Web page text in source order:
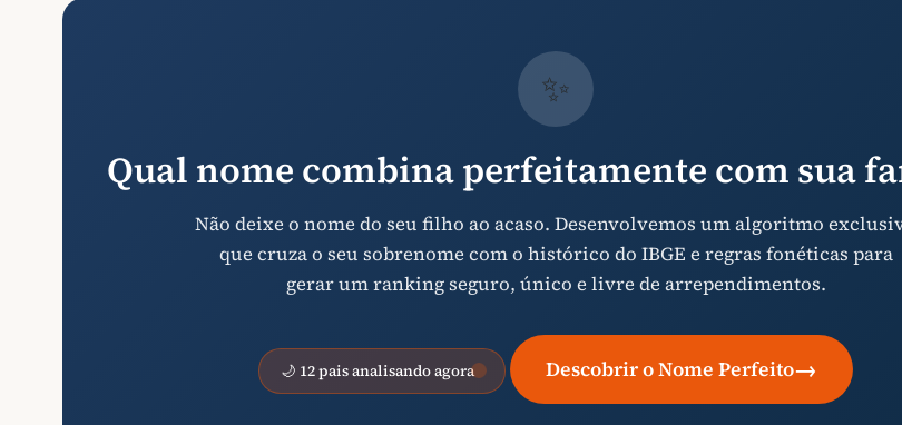
✨
Qual nome combina perfeitamente com sua
Não deixe o nome do seu filho ao acaso. Desenvolvemos um algoritmo
que cruza o seu sobrenome com o histórico do IBGE e regras fonéticas para
gerar um ranking seguro, único e livre de arrependimentos.
🌙 12 pais analisando agora Descobrir o Nome Perfeito→